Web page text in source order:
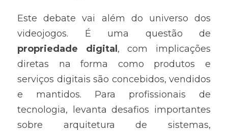
Este debate vai além do universo dos
propriedade digital , com implicações
diretas na forma como produtos e
serviços digitais são concebidos, vendidos
e mantidos. Para profissionais de
tecnologia, levanta desafios importantes
sobre arquitetura de sistemas,